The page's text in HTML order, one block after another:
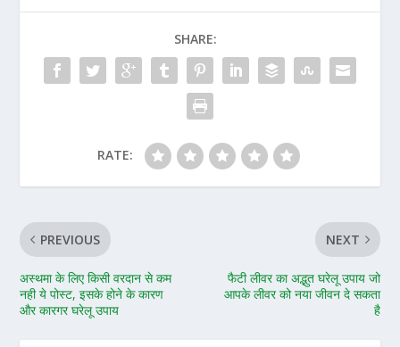
SHARE:
RATE:
PREVIOUS
अस्थमा के लिए किसी वरदान से कम
नही ये पोस्ट, इसके होने के कारण
और कारगर घरेलू उपाय
NEXT
फैटी लीवर का अद्भुत घरेलू उपाय जो
आपके लीवर को नया जीवन दे सकता
है